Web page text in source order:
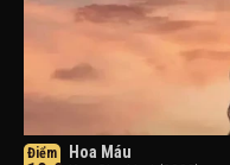
Điểm
Hoa Máu